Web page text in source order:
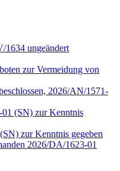
1634 ungeändert
zur Vermeidung von
2026/AN/1571-
(SN) zur Kenntnis
zur Kenntnis gegeben
2026/DA/1623-01